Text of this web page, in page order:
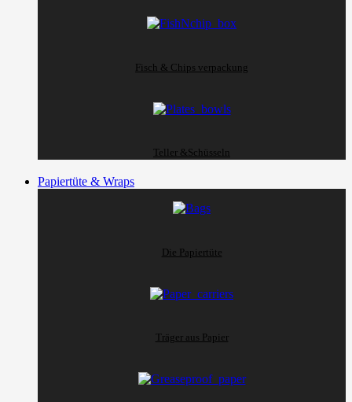
Fisch & Chips verpackung
Teller &Schüsseln
Papiertüte & Wraps
Die Papiertüte
Träger aus Papier